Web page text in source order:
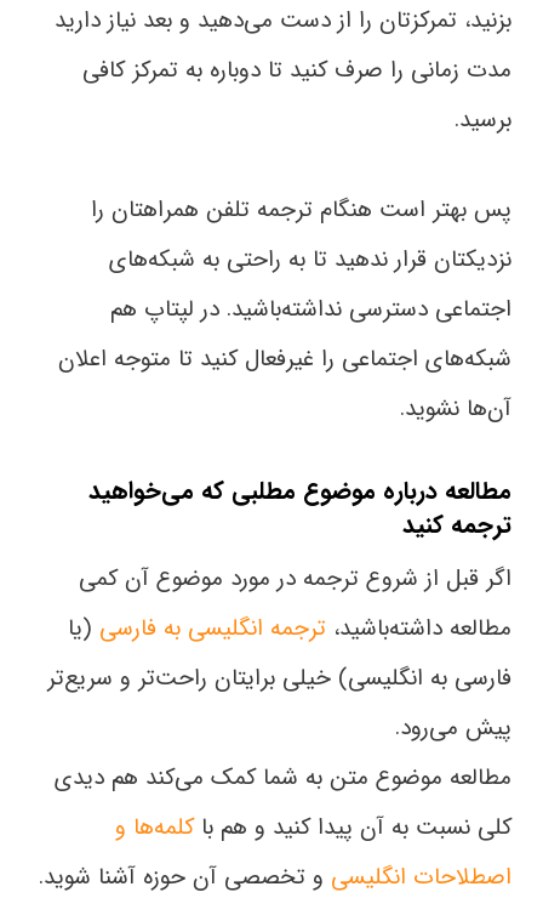
بزنید، تمرکزتان را از دست می‌دهید و بعد نیاز دارید
مدت زمانی را صرف کنید تا دوباره به تمرکز کافی
برسید.
پس بهتر است هنگام ترجمه تلفن همراهتان را
نزدیکتان قرار ندهید تا به‌ راحتی به شبکه‌های
اجتماعی دسترسی نداشته‌باشید. در لپتاپ‌ هم
شبکه‌های اجتماعی را غیرفعال کنید تا متوجه اعلان
آن‌ها نشوید.
مطالعه درباره موضوع مطلبی که می‌خواهید
ترجمه کنید
اگر قبل از شروع ترجمه در مورد موضوع آن کمی
مطالعه داشته‌باشید، ترجمه انگلیسی به فارسی (یا
فارسی به انگلیسی) خیلی برایتان راحت‌تر و سریع‌تر
پیش می‌رود.
مطالعه موضوع متن به شما کمک می‌کند هم دیدی
کلی نسبت به آن پیدا کنید و هم باکلمه‌ها و
اصطلاحات انگلیسی و تخصصی آن حوزه آشنا شوید.